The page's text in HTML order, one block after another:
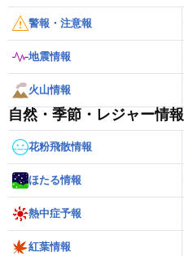
警報・注意報
地震情報
火山情報
自然・季節・レジャー情報
花粉飛散情報
ほたる情報
熱中症予報
紅葉情報